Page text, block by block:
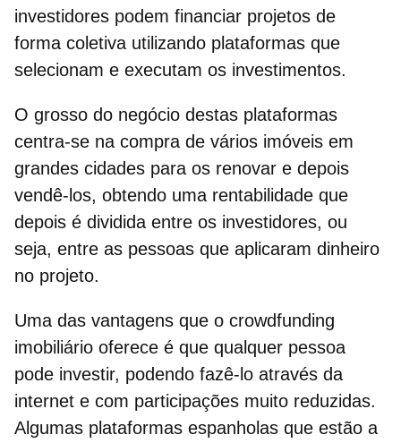
investidores podem financiar projetos de
forma coletiva utilizando plataformas que
selecionam e executam os investimentos.
O grosso do negócio destas plataformas
centra-se na compra de vários imóveis em
grandes cidades para os renovar e depois
vendê-los, obtendo uma rentabilidade que
depois é dividida entre os investidores, ou
seja, entre as pessoas que aplicaram dinheiro
no projeto.
Uma das vantagens que o crowdfunding
imobiliário oferece é que qualquer pessoa
pode investir, podendo fazê-lo através da
internet e com participações muito reduzidas.
Algumas plataformas espanholas que estão a